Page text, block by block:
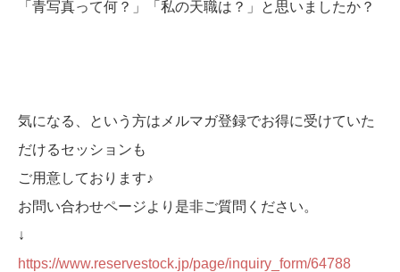
「青写真って何？」「私の天職は？」と思いましたか？
気になる、という方はメルマガ登録でお得に受けていた
だけるセッションも
ご用意しております♪
お問い合わせページより是非ご質問ください。
↓
https://www.reservestock.jp/page/inquiry_form/64788